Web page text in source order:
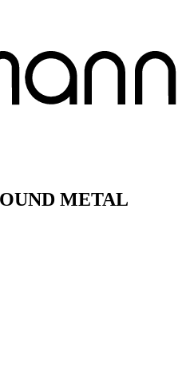
METAL